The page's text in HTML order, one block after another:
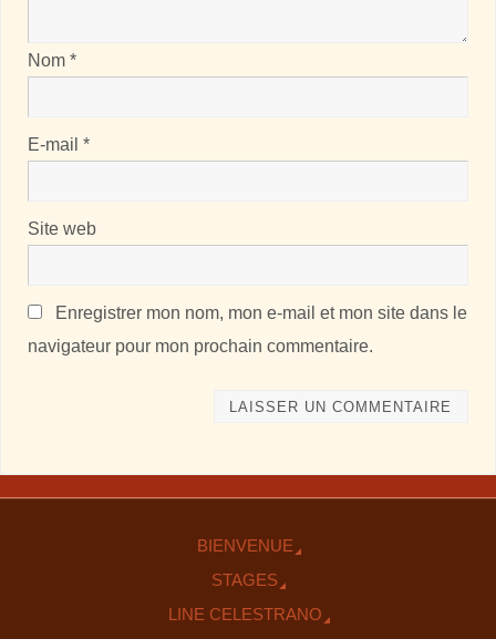
Nom*
E-mail*
Site web
Enregistrer mon nom, mon e-mail et mon site dans le
navigateur pour mon prochain commentaire.
BIENVENUE
STAGES
LINE CELESTRANO